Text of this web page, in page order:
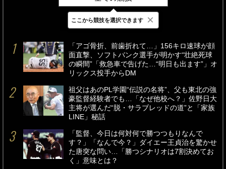
最新 24時間 週間
「アゴ骨折、前歯折れて…」156キロ速球が顔
面直撃、ソフトバンク選手が明かす“壮絶死球
の瞬間”「救急車で告げた…“明日も出ます”」オ
リックス投手からDM
祖父はあのPL学園“伝説の名将”、父も東北の強
豪監督経験者でも…「なぜ他校へ？」佐野日大
主将が選んだ“脱・サラブレッドの道”と「家族
LINE」秘話
「監督、今日は何対何で勝つつもりなんで
す？」「なんで今？」ダイエー王貞治を驚かせ
た唐突な問い…「勝つシナリオは7割決めてお
く」意味とは？
ここから競技を選択できます ×